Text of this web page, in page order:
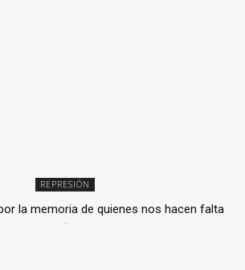
REPRESIÓN
la memoria de quienes nos hacen falta